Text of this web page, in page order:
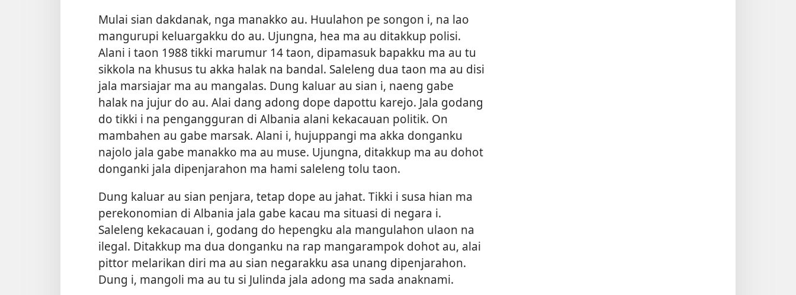
Mulai sian dakdanak, nga manakko au. Huulahon pe songon i, na lao
mangurupi keluargakku do au. Ujungna, hea ma au ditakkup polisi.
Alani i taon 1988 tikki marumur 14 taon, dipamasuk bapakku ma au tu
sikkola na khusus tu akka halak na bandal. Saleleng dua taon ma au disi
jala marsiajar ma au mangalas. Dung kaluar au sian i, naeng gabe
halak na jujur do au. Alai dang adong dope dapottu karejo. Jala godang
do tikki i na pengangguran di Albania alani kekacauan politik. On
mambahen au gabe marsak. Alani i, hujuppangi ma akka donganku
najolo jala gabe manakko ma au muse. Ujungna, ditakkup ma au dohot
donganki jala dipenjarahon ma hami saleleng tolu taon.
Dung kaluar au sian penjara, tetap dope au jahat. Tikki i susa hian ma
perekonomian di Albania jala gabe kacau ma situasi di negara i.
Saleleng kekacauan i, godang do hepengku ala mangulahon ulaon na
ilegal. Ditakkup ma dua donganku na rap mangarampok dohot au, alai
pittor melarikan diri ma au sian negarakku asa unang dipenjarahon.
Dung i, mangoli ma au tu si Julinda jala adong ma sada anaknami.